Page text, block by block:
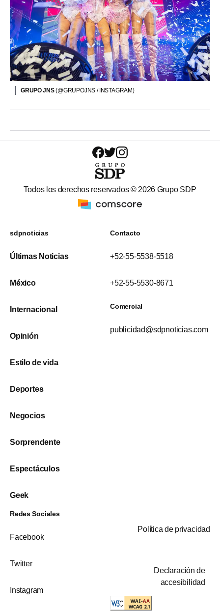
GRUPO JNS(@GRUPOJNS / INSTAGRAM)
Todos los derechos reservados © 2026 Grupo SDP
sdpnoticias
Últimas Noticias
México
Internacional
Opinión
Estilo de vida
Deportes
Negocios
Sorprendente
Espectáculos
Geek
Contacto
+52-55-5538-5518
+52-55-5530-8671
Comercial
publicidad@sdpnoticias.com
Redes Sociales
Facebook
Twitter
Instagram
Política de privacidad
Declaración de
accesibilidad